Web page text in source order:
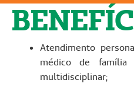
Atendimento
médico de família
multidisciplinar;